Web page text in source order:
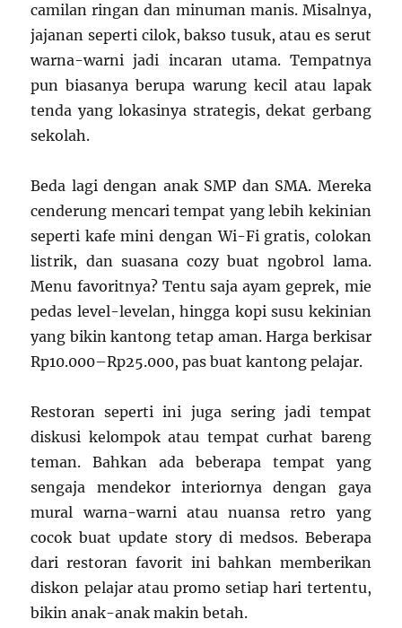
camilan ringan dan minuman manis. Misalnya,
jajanan seperti cilok, bakso tusuk, atau es serut
warna-warni jadi incaran utama. Tempatnya
pun biasanya berupa warung kecil atau lapak
tenda yang lokasinya strategis, dekat gerbang
sekolah.
Beda lagi dengan anak SMP dan SMA. Mereka
cenderung mencari tempat yang lebih kekinian
seperti kafe mini dengan Wi-Fi gratis, colokan
listrik, dan suasana cozy buat ngobrol lama.
Menu favoritnya? Tentu saja ayam geprek, mie
pedas level-levelan, hingga kopi susu kekinian
yang bikin kantong tetap aman. Harga berkisar
Rp10.000–Rp25.000, pas buat kantong pelajar.
Restoran seperti ini juga sering jadi tempat
diskusi kelompok atau tempat curhat bareng
teman. Bahkan ada beberapa tempat yang
sengaja mendekor interiornya dengan gaya
mural warna-warni atau nuansa retro yang
cocok buat update story di medsos. Beberapa
dari restoran favorit ini bahkan memberikan
diskon pelajar atau promo setiap hari tertentu,
bikin anak-anak makin betah.